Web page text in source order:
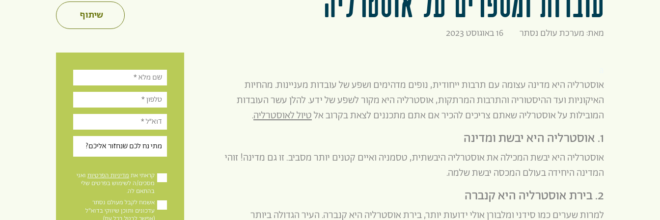
עובדות ומספרים על אוסטרליה
מאת: מערכת עולם נסתר 16 באוגוסט 2023
אוסטרליה היא מדינה עצומה עם תרבות ייחודית, נופים מדהימים ושפע של עובדות מעניינות. מהחיות
האיקוניות ועד ההיסטוריה והתרבות המרתקות, אוסטרליה היא מקור לשפע של ידע. להלן עשר העובדות
המובילות על אוסטרליה שאתם צריכים להכיר אם אתם מתכננים לצאת בקרוב אלטיול לאוסטרליה.
1. אוסטרליה היא יבשת ומדינה
אוסטרליה היא יבשת המכילה את אוסטרליה היבשתית, טסמניה ואיים קטנים יותר מסביב. זו גם מדינה! זוהי
המדינה היחידה בעולם המכסה יבשת שלמה.
2. בירת אוסטרליה היא קנברה
למרות שערים כמו סידני ומלבורן אולי ידועות יותר, בירת אוסטרליה היא קנברה. העיר הגדולה ביותר
שיתוף
קראתי את מדיניות הפרטיות ואני
מסכים/ה לשימוש בפרטים שלי
בהתאם לה.
אשמח לקבל מעולם נסתר
עדכונים ותוכן שיווקי בדוא"ל